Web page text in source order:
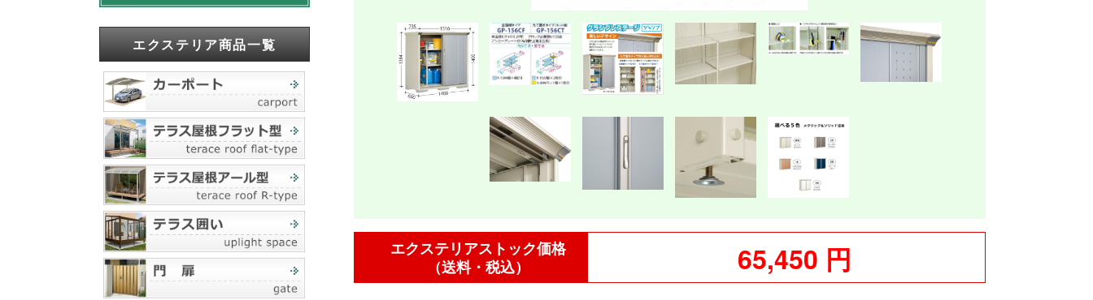
エクステリアストック価格
（送料・税込）
65,450 円
エクステリア商品一覧